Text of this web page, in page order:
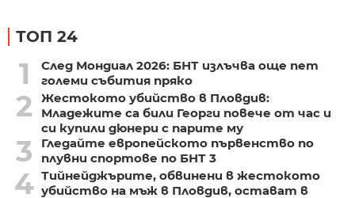
ТОП 24
1
След Мондиал 2026: БНТ излъчва още пет
големи събития пряко
2
Жестокото убийство в Пловдив:
Младежите са били Георги повече от час и
си купили дюнери с парите му
3
Гледайте европейското първенство по
плувни спортове по БНТ 3
4 Тийнейджърите, обвинени в жестокото
убийство на мъж в Пловдив, остават в